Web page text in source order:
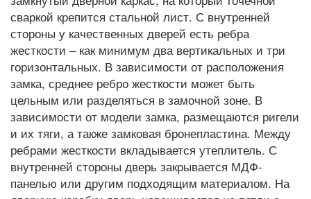
сваркой крепится стальной лист. С внутренней
стороны у качественных дверей есть ребра
жесткости – как минимум два вертикальных и три
горизонтальных. В зависимости от расположения
замка, среднее ребро жесткости может быть
цельным или разделяться в замочной зоне. В
зависимости от модели замка, размещаются ригели
и их тяги, а также замковая бронепластина. Между
ребрами жесткости вкладывается утеплитель. С
внутренней стороны дверь закрывается МДФ-
панелью или другим подходящим материалом. На